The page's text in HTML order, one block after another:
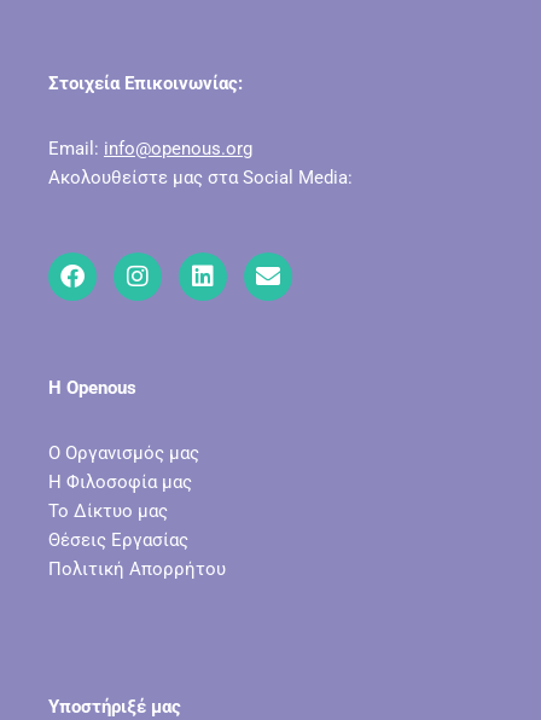
Στοιχεία Επικοινωνίας:
Email: info@openous.org
Ακολουθείστε μας στα Social Media:
Η Openous
Ο Οργανισμός μας
Η Φιλοσοφία μας
Το Δίκτυο μας
Θέσεις Εργασίας
Πολιτική Απορρήτου
Υποστήριξέ μας